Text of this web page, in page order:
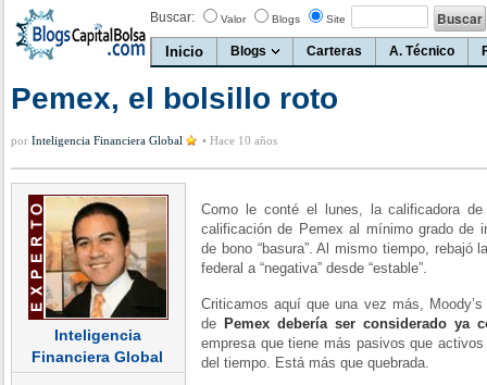
Buscar: Valor Blogs Site
Inicio Blogs Carteras A. Técnico
Pemex, el bolsillo roto
por Inteligencia Financiera Global • Hace 10 años
Inteligencia
Financiera Global
Como le conté el lunes, la calificadora de
calificación de Pemex al mínimo grado de
de bono “basura”. Al mismo tiempo, rebajó
federal a “negativa” desde “estable”.
Criticamos aquí que una vez más,
de Pemex debería ser considerado ya
empresa que tiene más pasivos que
del tiempo. Está más que quebrada.